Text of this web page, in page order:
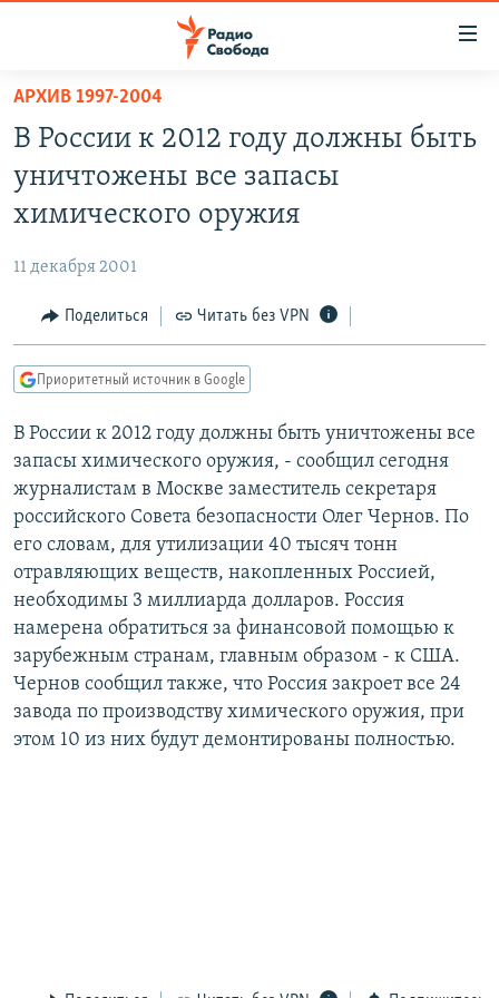
упрощенного
доступа
основному
Вернутся
Вернутся
поиску
МНЕНИЯ
КУЛЬТУРА
КАВКАЗ.РЕАЛИИ
СЕВЕР.РЕАЛИИ
СИБИРЬ.РЕАЛИИ
РАСПИСАНИЕ ВЕЩАНИЯ
ПОДПИШИТЕСЬ НА РАССЫЛКУ
СОЦИАЛЬНЫЕ СЕТИ
АРХИВ 1997-2004
В России к 2012 году должны быть
уничтожены все запасы
химического оружия
11 декабря 2001
Поделиться Читать без VPN
Приоритетный источник в Google
В России к 2012 году должны быть уничтожены все
запасы химического оружия, - сообщил сегодня
журналистам в Москве заместитель секретаря
российского Совета безопасности Олег Чернов. По
его словам, для утилизации 40 тысяч тонн
отравляющих веществ, накопленных Россией,
необходимы 3 миллиарда долларов. Россия
намерена обратиться за финансовой помощью к
зарубежным странам, главным образом - к США.
Чернов сообщил также, что Россия закроет все 24
завода по производству химического оружия, при
этом 10 из них будут демонтированы полностью.